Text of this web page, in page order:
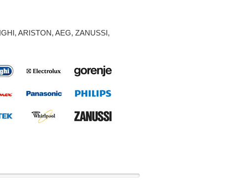
, ARISTON, AEG, ZANUSSI,